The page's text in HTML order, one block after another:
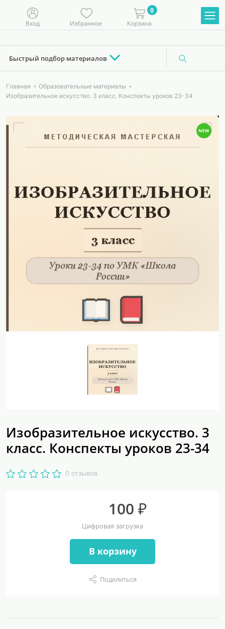
Вход Избранное
0
Корзина
Быстрый подбор материалов
Главная
Образовательные материалы
Изобразительное искусство. 3 класс. Конспекты уроков 23-34
Изобразительное искусство. 3
класс. Конспекты уроков 23-34
0 отзывов
100 ₽
Цифровая загрузка
В корзину
Поделиться